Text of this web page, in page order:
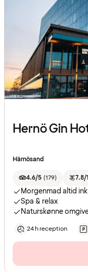
Hernö Gin
Härnösand
4.6/5 (179) 7.8/
Morgenmad altid
Spa & relax
Naturskønne
24 h reception